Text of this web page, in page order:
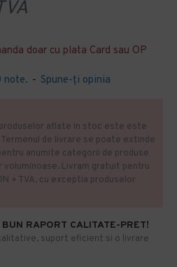
note. - Spune-ţi opinia
doar cu plata Card sau OP
RAPORT CALITATE-PRET!
suport eficient si o livrare
aflate in stoc este este
de livrare se poate extinde
anumite categorii de produse
voluminoase. Livram gratuit pentru
+ TVA, cu exceptia produselor